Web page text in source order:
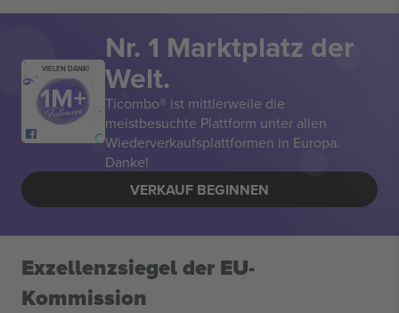
VIELEN DANK!
Nr. 1 Marktplatz der
Welt.
Ticombo® ist mittlerweile die
meistbesuchte Plattform unter allen
Wiederverkaufsplattformen in Europa.
Danke!
VERKAUF BEGINNEN
Exzellenzsiegel der EU-
Kommission